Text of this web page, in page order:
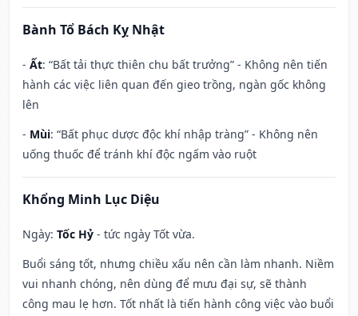
Bành Tổ Bách Kỵ Nhật
- Ất: “Bất tải thực thiên chu bất trưởng” - Không nên tiến
hành các việc liên quan đến gieo trồng, ngàn gốc không
lên
- Mùi: “Bất phục dược độc khí nhập tràng” - Không nên
uống thuốc để tránh khí độc ngấm vào ruột
Khổng Minh Lục Diệu
Ngày: Tốc Hỷ - tức ngày Tốt vừa.
Buổi sáng tốt, nhưng chiều xấu nên cần làm nhanh. Niềm
vui nhanh chóng, nên dùng để mưu đại sự, sẽ thành
công mau lẹ hơn. Tốt nhất là tiến hành công việc vào buổi